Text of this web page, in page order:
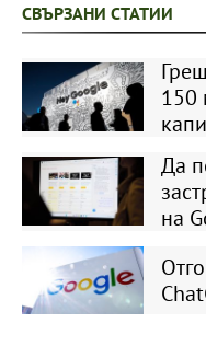
СВЪРЗАНИ СТАТИИ
150
Да
на